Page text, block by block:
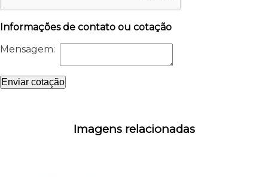
Informações de contato ou cotação
Mensagem:
Enviar cotação
Imagens relacionadas